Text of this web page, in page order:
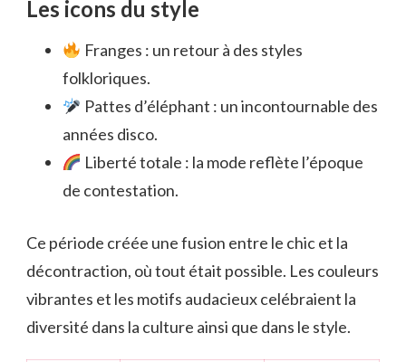
Les icons du style
Franges : un retour à des styles
folkloriques.
Pattes d’éléphant : un incontournable des
années disco.
Liberté totale : la mode reflète l’époque
de contestation.
Ce période créée une fusion entre le chic et la
décontraction, où tout était possible. Les couleurs
vibrantes et les motifs audacieux celébraient la
diversité dans la culture ainsi que dans le style.